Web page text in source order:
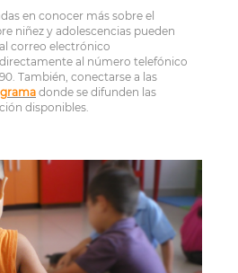
en conocer más sobre el
niñez y adolescencias pueden
correo electrónico
al número telefónico
También, conectarse a las
donde se difunden las
disponibles.